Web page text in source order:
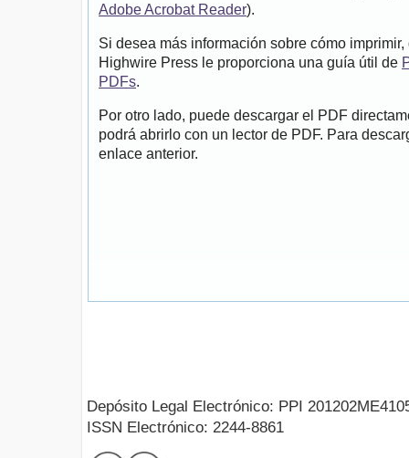
Adobe Acrobat Reader).
Si desea más información sobre cómo
Highwire Press le proporciona una guía útil de
PDFs.
Por otro lado, puede descargar el PDF
podrá abrirlo con un lector de PDF. Para
enlace anterior.
Depósito Legal Electrónico: PPI
ISSN Electrónico: 2244-8861